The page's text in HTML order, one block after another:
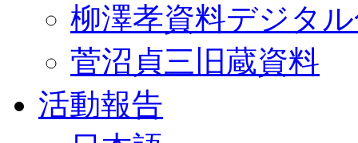
柳澤孝資料デジタ
菅沼貞三旧蔵資料
活動報告